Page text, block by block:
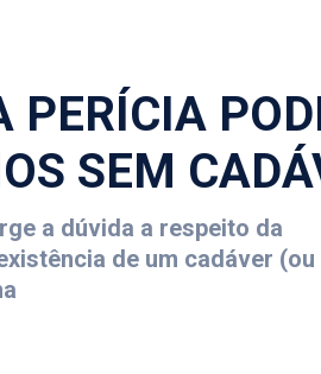
PERÍCIA
SEM
a dúvida a respeito da
de um cadáver (ou